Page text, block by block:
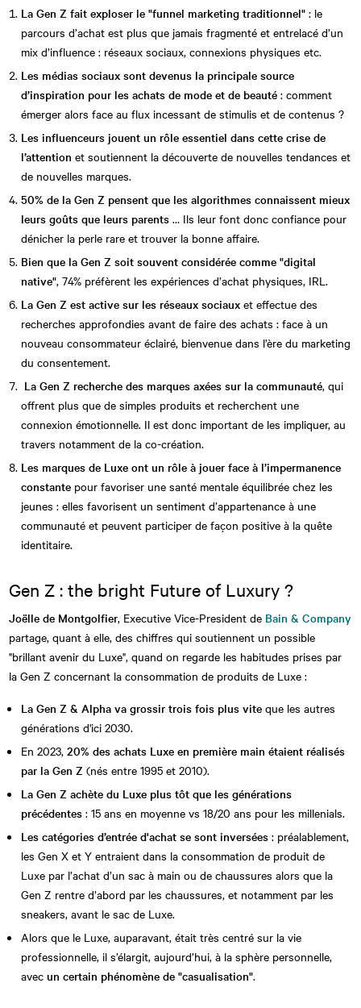
La Gen Z fait exploser le "funnel marketing traditionnel" : le
parcours d’achat est plus que jamais fragmenté et entrelacé d’un
mix d’influence : réseaux sociaux, connexions physiques etc.
Les médias sociaux sont devenus la principale source
d’inspiration pour les achats de mode et de beauté : comment
émerger alors face au flux incessant de stimulis et de contenus ?
Les influenceurs jouent un rôle essentiel dans cette crise de
l’attention et soutiennent la découverte de nouvelles tendances et
de nouvelles marques.
50% de la Gen Z pensent que les algorithmes connaissent mieux
leurs goûts que leurs parents … Ils leur font donc confiance pour
dénicher la perle rare et trouver la bonne affaire.
Bien que la Gen Z soit souvent considérée comme "digital
native", 74% préfèrent les expériences d’achat physiques, IRL.
La Gen Z est active sur les réseaux sociaux et effectue des
recherches approfondies avant de faire des achats : face à un
nouveau consommateur éclairé, bienvenue dans l’ère du marketing
du consentement.
La Gen Z recherche des marques axées sur la communauté, qui
offrent plus que de simples produits et recherchent une
connexion émotionnelle. Il est donc important de les impliquer, au
travers notamment de la co-création.
Les marques de Luxe ont un rôle à jouer face à l’impermanence
constante pour favoriser une santé mentale équilibrée chez les
jeunes : elles favorisent un sentiment d’appartenance à une
communauté et peuvent participer de façon positive à la quête
identitaire.
Gen Z : the bright Future of Luxury ?
Joëlle de Montgolfier, Executive Vice-President de Bain & Company
partage, quant à elle, des chiffres qui soutiennent un possible
"brillant avenir du Luxe", quand on regarde les habitudes prises par
la Gen Z concernant la consommation de produits de Luxe :
La Gen Z & Alpha va grossir trois fois plus vite que les autres
générations d'ici 2030.
En 2023,20% des achats Luxe en première main étaient réalisés
par la Gen Z (nés entre 1995 et 2010).
La Gen Z achète du Luxe plus tôt que les générations
précédentes : 15 ans en moyenne vs 18/20 ans pour les millenials.
Les catégories d’entrée d'achat se sont inversées : préalablement,
les Gen X et Y entraient dans la consommation de produit de
Luxe par l’achat d’un sac à main ou de chaussures alors que la
Gen Z rentre d’abord par les chaussures, et notamment par les
sneakers, avant le sac de Luxe.
Alors que le Luxe, auparavant, était très centré sur la vie
professionnelle, il s’élargit, aujourd’hui, à la sphère personnelle,
avecun certain phénomène de "casualisation".